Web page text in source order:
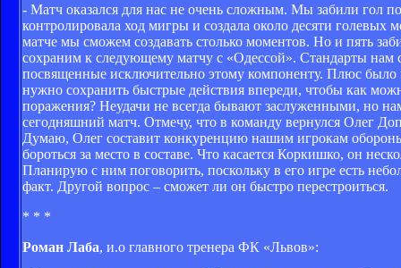
- Матч оказался для нас не очень сложным. Мы забили гол
контролировала ход мигры и создала около десяти
матче мы сможем создавать столько моментов. Но и пять
сохраним к следующему матчу с «Одессой». Стандарты нам
посвященные исключительно этому компоненту. Плюс
нужно сохранить быстрые действия впереди, чтобы как
поражения? Неудачи не всегда бывают заслуженными, но
сегодняшний матч. Отмечу, что в команду вернулся Олег
Думаю, Олег составит конкуренцию нашим игрокам
бороться за место в составе. Что касается Коркишко, он
Планирую с ним поговорить, поскольку в его игре есть
факт. Другой вопрос – сможет ли он быстро перестроиться.
* * *
Роман Лаба, и.о главного тренера ФК «Львов»: